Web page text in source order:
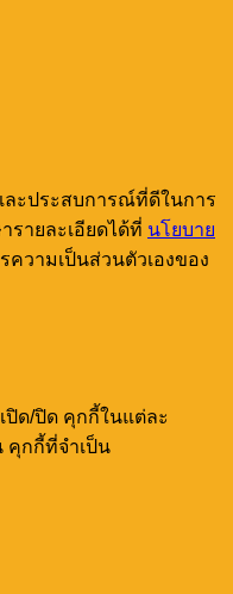
ะประสบการณ์ที่ดีในการ
ายละเอียดได้ที่ นโยบาย
ความเป็นส่วนตัวเองของ
ปิด/ปิด คุกกี้ในแต่ละ
คุกกี้ที่จำเป็น